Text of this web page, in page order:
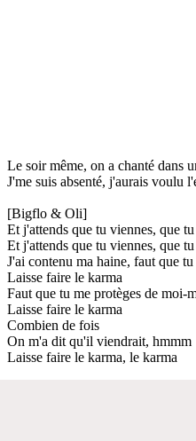
Le soir même, on a chanté dans
J'me suis absenté, j'aurais voulu
[Bigflo & Oli]
Et j'attends que tu viennes, que
Et j'attends que tu viennes, que
J'ai contenu ma haine, faut que
Laisse faire le karma
Faut que tu me protèges de moi-
Laisse faire le karma
Combien de fois
On m'a dit qu'il viendrait, hmmm
Laisse faire le karma, le karma